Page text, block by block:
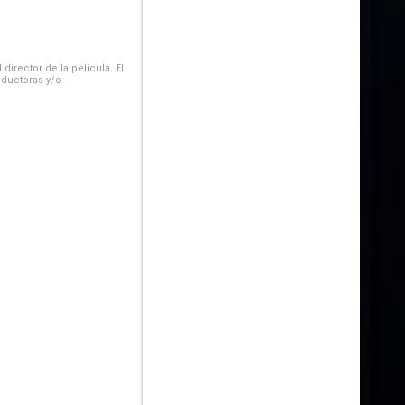
de la película. El
y/o